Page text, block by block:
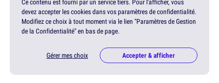
Ce contenu est fourni par un service tiers. Pour l'afficher, vous
devez accepter les cookies dans vos paramètres de confidentialité.
Modifiez ce choix à tout moment via le lien "Paramètres de Gestion
de la Confidentialité" en bas de page.
Gérer mes choix Accepter & afficher